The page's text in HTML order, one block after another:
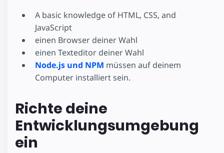
A basic knowledge of HTML, CSS, and
JavaScript
einen Browser deiner Wahl
einen Texteditor deiner Wahl
Node.js und NPM müssen auf deinem
Computer installiert sein.
Richte deine
Entwicklungsumgebung
ein